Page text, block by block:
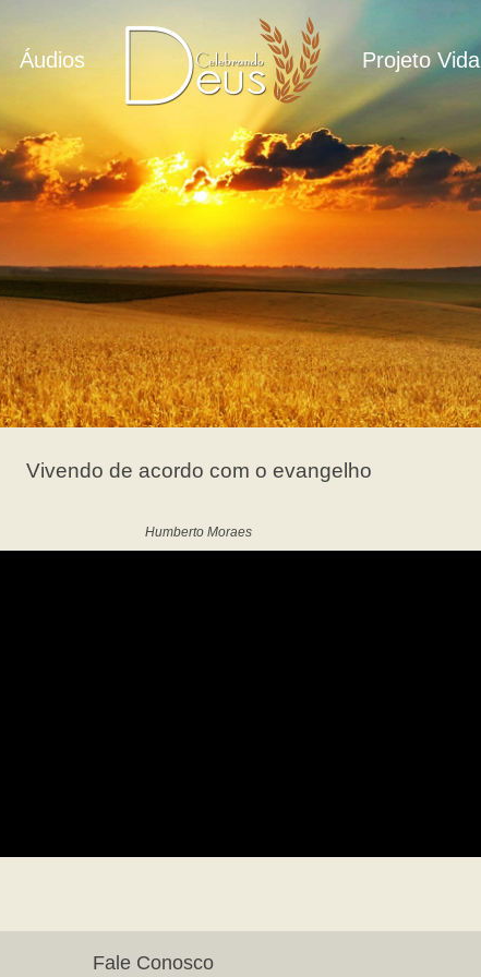
Áudios Projeto Vida
Vivendo de acordo com o evangelho
Humberto Moraes
Fale Conosco